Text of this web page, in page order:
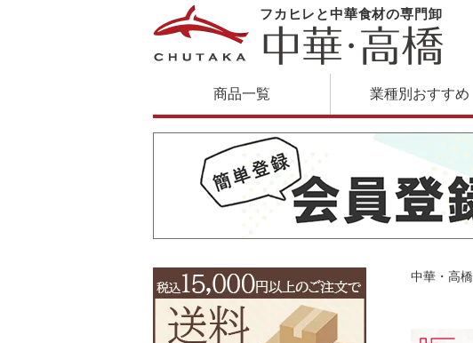
フカヒレと中華食材の専門卸
商品一覧 業種別おすすめ
中華・高橋